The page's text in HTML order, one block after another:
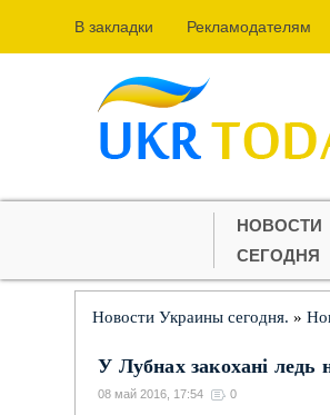
В закладки Рекламодателям
НОВОСТИ
СЕГОДНЯ
Новости Украины сегодня. »
У Лубнах закохані ледь
08 май 2016, 17:54 0